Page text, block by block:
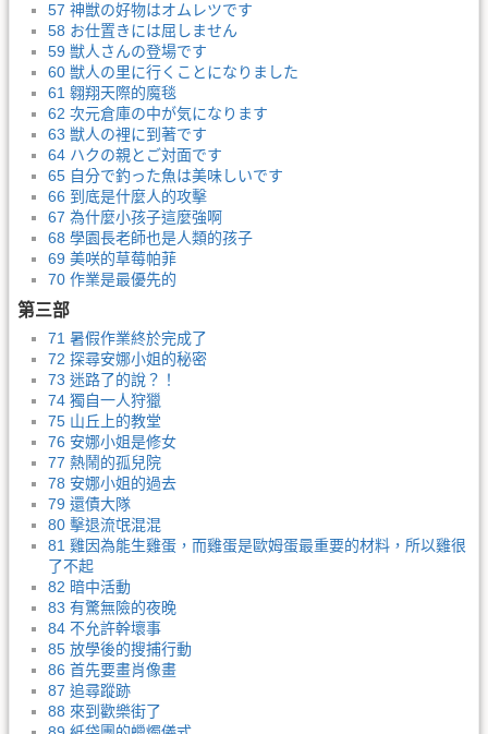
57 神獣の好物はオムレツです
58 お仕置きには屈しません
59 獣人さんの登場です
60 獣人の里に行くことになりました
61 翱翔天際的魔毯
62 次元倉庫の中が気になります
63 獣人の裡に到著です
64 ハクの親とご対面です
65 自分で釣った魚は美味しいです
66 到底是什麼人的攻擊
67 為什麼小孩子這麼強啊
68 學園長老師也是人類的孩子
69 美咲的草莓帕菲
70 作業是最優先的
第三部
71 暑假作業終於完成了
72 探尋安娜小姐的秘密
73 迷路了的說？！
74 獨自一人狩獵
75 山丘上的教堂
76 安娜小姐是修女
77 熱鬧的孤兒院
78 安娜小姐的過去
79 還債大隊
80 擊退流氓混混
81 雞因為能生雞蛋，而雞蛋是歐姆蛋最重要的材料，所以雞很
了不起
82 暗中活動
83 有驚無險的夜晚
84 不允許幹壞事
85 放學後的搜捕行動
86 首先要畫肖像畫
87 追尋蹤跡
88 來到歡樂街了